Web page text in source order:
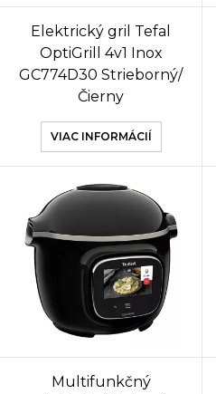
Elektrický gril Tefal
OptiGrill 4v1 Inox
GC774D30 Strieborný/
Čierny
VIAC INFORMÁCIÍ
Multifunkčný